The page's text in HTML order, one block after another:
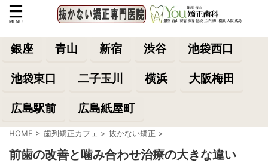
銀座 青山 新宿 渋谷 池袋西口
池袋東口 二子玉川 横浜 大阪梅田
広島駅前 広島紙屋町
HOME > 歯列矯正カフェ > 抜かない矯正 >
前歯の改善と噛み合わせ治療の大きな違い